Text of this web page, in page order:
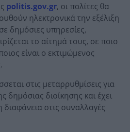
politis.gov.gr, οι πολίτες θα
ηλεκτρονικά την εξέλιξη
δημόσιες υπηρεσίες,
το αίτημά τους, σε ποιο
είναι ο εκτιμώμενος
στις μεταρρυθμίσεις για
δημόσιας διοίκησης και έχει
διαφάνεια στις συναλλαγές